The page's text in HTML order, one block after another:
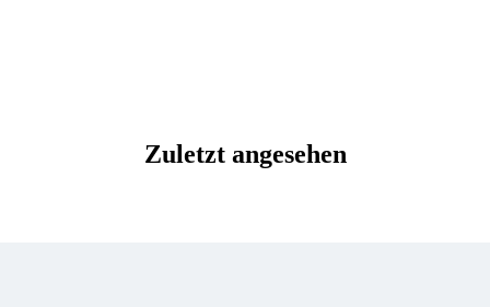
Zuletzt angesehen